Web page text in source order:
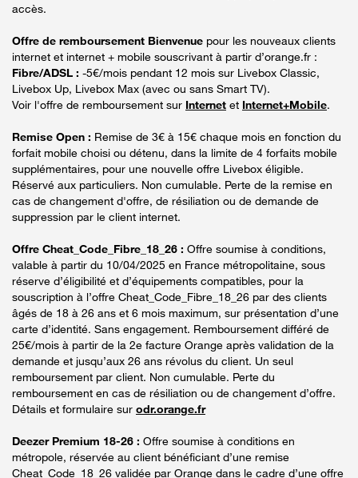
accès.
Offre de remboursement Bienvenue pour les nouveaux clients
internet et internet + mobile souscrivant à partir d’orange.fr :
Fibre/ADSL : -5€/mois pendant 12 mois sur Livebox Classic,
Livebox Up, Livebox Max (avec ou sans Smart TV).
Voir l'offre de remboursement sur Internet et Internet+Mobile.
Remise Open : Remise de 3€ à 15€ chaque mois en fonction du
forfait mobile choisi ou détenu, dans la limite de 4 forfaits mobile
supplémentaires, pour une nouvelle offre Livebox éligible.
Réservé aux particuliers. Non cumulable. Perte de la remise en
cas de changement d'offre, de résiliation ou de demande de
suppression par le client internet.
Offre Cheat_Code_Fibre_18_26 : Offre soumise à conditions,
valable à partir du 10/04/2025 en France métropolitaine, sous
réserve d’éligibilité et d’équipements compatibles, pour la
souscription à l’offre Cheat_Code_Fibre_18_26 par des clients
âgés de 18 à 26 ans et 6 mois maximum, sur présentation d’une
carte d’identité. Sans engagement. Remboursement différé de
25€/mois à partir de la 2e facture Orange après validation de la
demande et jusqu’aux 26 ans révolus du client. Un seul
remboursement par client. Non cumulable. Perte du
remboursement en cas de résiliation ou de changement d’offre.
Détails et formulaire sur odr.orange.fr
Deezer Premium 18-26 : Offre soumise à conditions en
métropole, réservée au client bénéficiant d’une remise
Cheat_Code_18_26 validée par Orange dans le cadre d’une offre